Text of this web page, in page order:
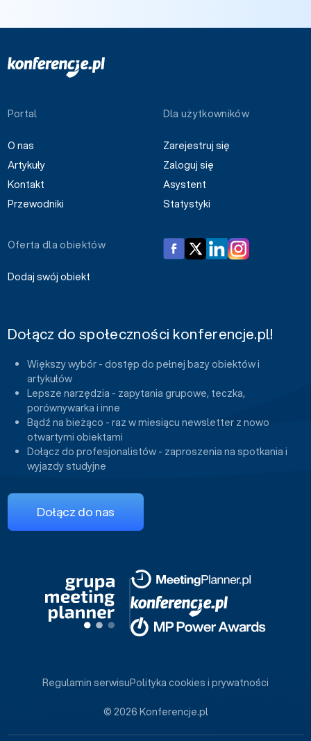
Portal
O nas
Artykuły
Kontakt
Przewodniki
Dla użytkowników
Zarejestruj się
Zaloguj się
Asystent
Statystyki
Oferta dla obiektów
Dodaj swój obiekt
Dołącz do społeczności konferencje.pl!
Większy wybór - dostęp do pełnej bazy obiektów i
artykułów
Lepsze narzędzia - zapytania grupowe, teczka,
porównywarka i inne
Bądź na bieżąco - raz w miesiącu newsletter z nowo
otwartymi obiektami
Dołącz do profesjonalistów - zaproszenia na spotkania i
wyjazdy studyjne
Dołącz do nas
© 2026 Konferencje.pl
Regulamin serwisuPolityka cookies i prywatności